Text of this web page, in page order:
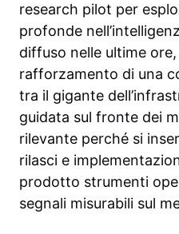
research pilot per
profonde
diffuso nelle ultime
rafforzamento di una
tra il gigante
guidata sul fronte dei
rilevante perché si
rilasci e
prodotto strumenti
segnali misurabili sul